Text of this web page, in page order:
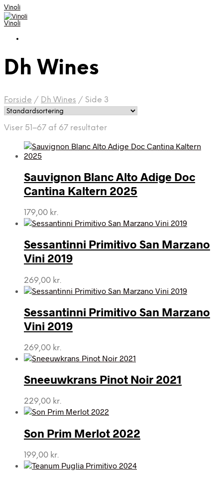
Vinoli
Vinoli
Dh Wines
Forside / Dh Wines / Side 3
Viser 51–67 af 67 resultater
Sauvignon Blanc Alto Adige Doc
Cantina Kaltern 2025
179,00 kr.
Sessantinni Primitivo San Marzano
Vini 2019
269,00 kr.
Sessantinni Primitivo San Marzano
Vini 2019
269,00 kr.
Sneeuwkrans Pinot Noir 2021
229,00 kr.
Son Prim Merlot 2022
199,00 kr.